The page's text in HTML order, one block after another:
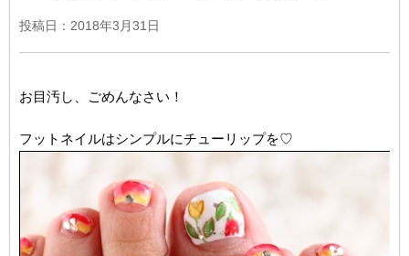
投稿日： 2018年3月31日
お目汚し、ごめんなさい！
フットネイルはシンプルにチューリップを♡